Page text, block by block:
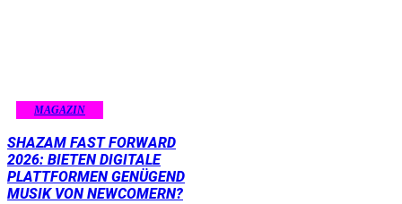
MAGAZIN
SHAZAM FAST FORWARD
2026: BIETEN DIGITALE
PLATTFORMEN GENÜGEND
MUSIK VON NEWCOMERN?